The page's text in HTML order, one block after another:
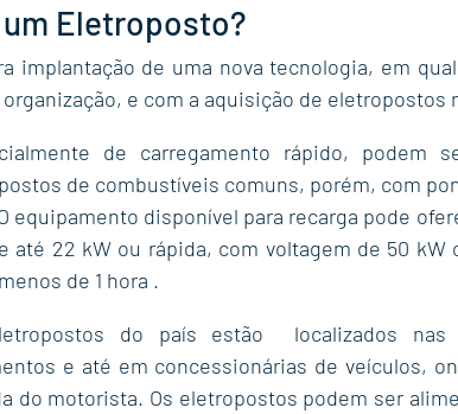
Eletroposto?
implantação de uma nova tecnologia, em
e com a aquisição de eletropostos
de carregamento rápido, podem
de combustíveis comuns, porém, com
equipamento disponível para recarga pode
até 22 kW ou rápida, com voltagem de 50 kW
de 1 hora .
do país estão  localizados nas
e até em concessionárias de veículos,
do motorista. Os eletropostos podem ser